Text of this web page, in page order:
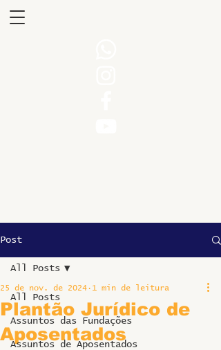
Post
All Posts
Assuntos das Fundações
Assuntos de Aposentados
All Posts
Plantão Jurídico de
Aposentados
25 de nov. de 2024 1 min de leitura